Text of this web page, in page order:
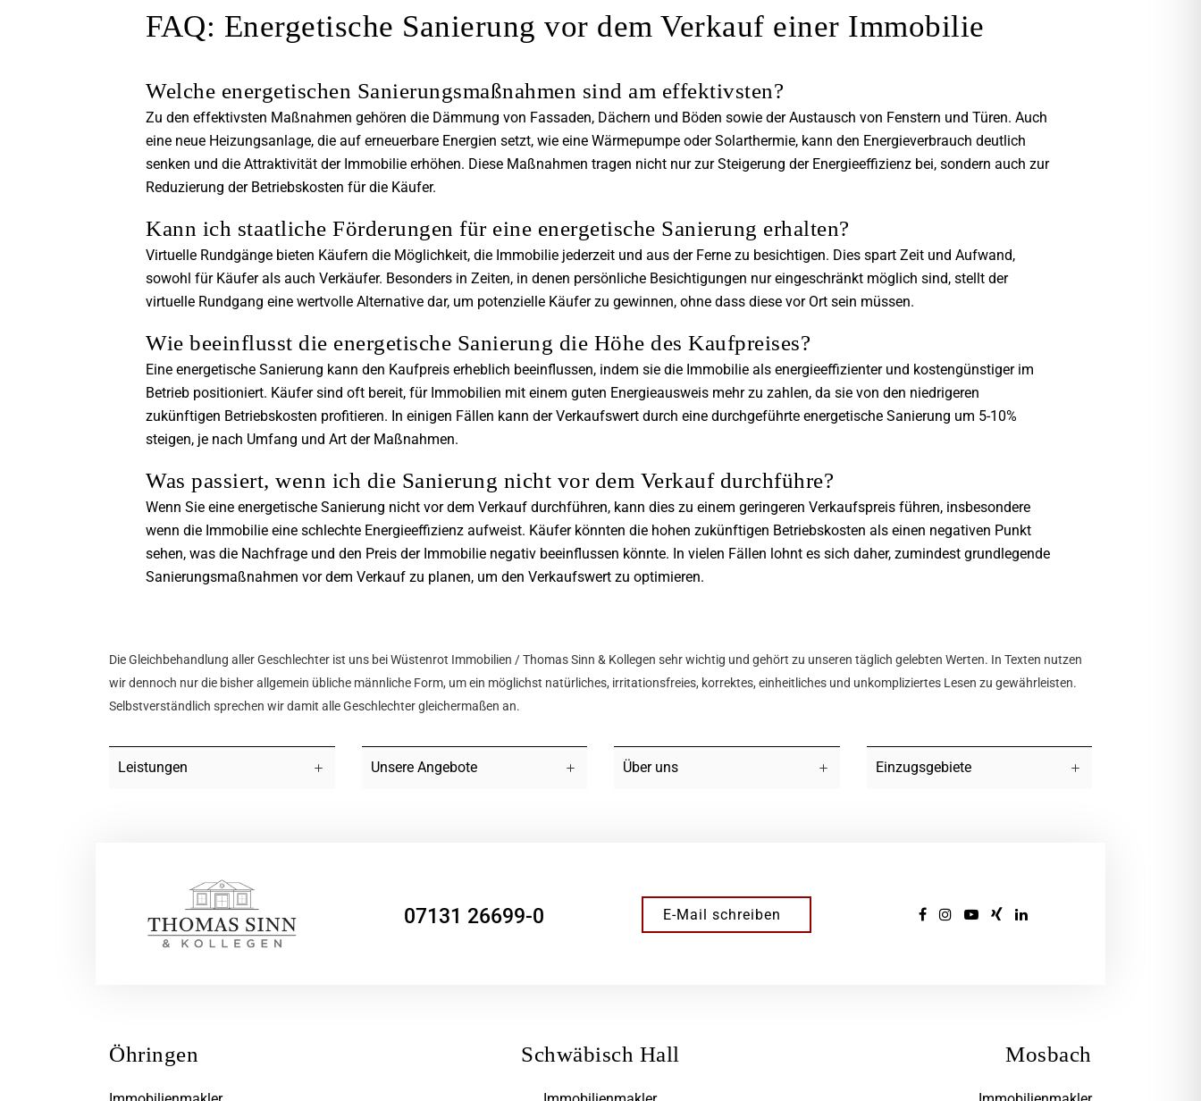
FAQ: Energetische Sanierung vor dem Verkauf einer Immobilie
Welche energetischen Sanierungsmaßnahmen sind am effektivsten?
Zu den effektivsten Maßnahmen gehören die Dämmung von Fassaden, Dächern und Böden sowie der Austausch von Fenstern und Türen. Auch
eine neue Heizungsanlage, die auf erneuerbare Energien setzt, wie eine Wärmepumpe oder Solarthermie, kann den Energieverbrauch deutlich
senken und die Attraktivität der Immobilie erhöhen. Diese Maßnahmen tragen nicht nur zur Steigerung der Energieeffizienz bei, sondern auch zur
Reduzierung der Betriebskosten für die Käufer.
Kann ich staatliche Förderungen für eine energetische Sanierung erhalten?
Virtuelle Rundgänge bieten Käufern die Möglichkeit, die Immobilie jederzeit und aus der Ferne zu besichtigen. Dies spart Zeit und Aufwand,
sowohl für Käufer als auch Verkäufer. Besonders in Zeiten, in denen persönliche Besichtigungen nur eingeschränkt möglich sind, stellt der
virtuelle Rundgang eine wertvolle Alternative dar, um potenzielle Käufer zu gewinnen, ohne dass diese vor Ort sein müssen.
Wie beeinflusst die energetische Sanierung die Höhe des Kaufpreises?
Eine energetische Sanierung kann den Kaufpreis erheblich beeinflussen, indem sie die Immobilie als energieeffizienter und kostengünstiger im
Betrieb positioniert. Käufer sind oft bereit, für Immobilien mit einem guten Energieausweis mehr zu zahlen, da sie von den niedrigeren
zukünftigen Betriebskosten profitieren. In einigen Fällen kann der Verkaufswert durch eine durchgeführte energetische Sanierung um 5-10%
steigen, je nach Umfang und Art der Maßnahmen.
Was passiert, wenn ich die Sanierung nicht vor dem Verkauf durchführe?
Wenn Sie eine energetische Sanierung nicht vor dem Verkauf durchführen, kann dies zu einem geringeren Verkaufspreis führen, insbesondere
wenn die Immobilie eine schlechte Energieeffizienz aufweist. Käufer könnten die hohen zukünftigen Betriebskosten als einen negativen Punkt
sehen, was die Nachfrage und den Preis der Immobilie negativ beeinflussen könnte. In vielen Fällen lohnt es sich daher, zumindest grundlegende
Sanierungsmaßnahmen vor dem Verkauf zu planen, um den Verkaufswert zu optimieren.
Die Gleichbehandlung aller Geschlechter ist uns bei Wüstenrot Immobilien / Thomas Sinn & Kollegen sehr wichtig und gehört zu unseren täglich gelebten Werten. In Texten nutzen
wir dennoch nur die bisher allgemein übliche männliche Form, um ein möglichst natürliches, irritationsfreies, korrektes, einheitliches und unkompliziertes Lesen zu gewährleisten.
Selbstverständlich sprechen wir damit alle Geschlechter gleichermaßen an.
Leistungen Unsere Angebote Über uns Einzugsgebiete
07131 26699-0 E-Mail schreiben
Öhringen Schwäbisch Hall Mosbach